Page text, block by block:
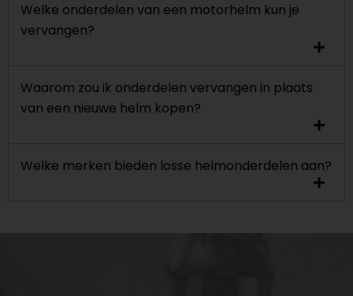
Welke onderdelen van een motorhelm kun je
vervangen?
Waarom zou ik onderdelen vervangen in plaats
van een nieuwe helm kopen?
Welke merken bieden losse helmonderdelen aan?